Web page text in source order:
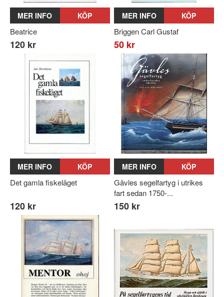
MER INFO KÖP
Beatrice
120 kr
MER INFO KÖP
Briggen Carl Gustaf
50 kr
MER INFO KÖP
Det gamla fiskeläget
120 kr
MER INFO KÖP
Gävles segelfartyg i utrikes
fart sedan 1750-...
150 kr